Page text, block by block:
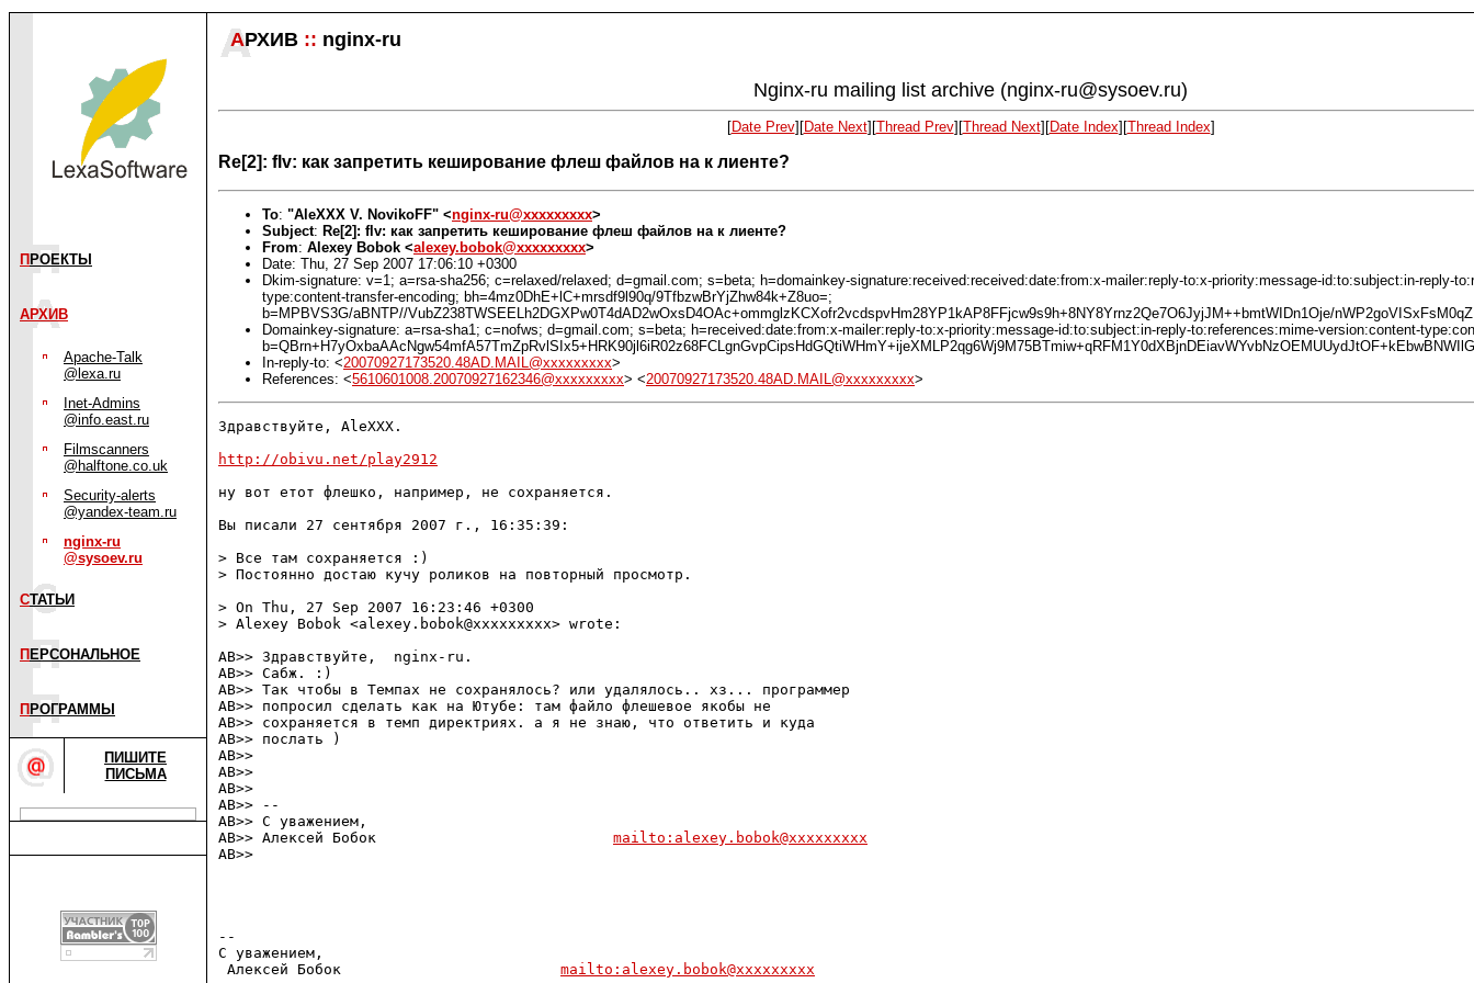
П РОЕКТЫ
АРХИВ
Apache-Talk
@lexa.ru
Inet-Admins
@info.east.ru
Filmscanners
@halftone.co.uk
Security-alerts
@yandex-team.ru
nginx-ru
@sysoev.ru
СТАТЬИ
П ЕРСОНАЛЬНОЕ
П РОГРАММЫ
ПИШИТЕ
ПИСЬМА
АРХИВ :: nginx-ru
Nginx-ru mailing list archive (nginx-ru@sysoev.ru)
[Date Prev][Date Next][Thread Prev][Thread Next][Date Index][Thread Index]
Re[2]: flv: как запретить кеширование флеш файлов на к лиенте?
To: "AleXXX V. NovikoFF" <nginx-ru@xxxxxxxxx>
Subject: Re[2]: flv: как запретить кеширование флеш файлов на к лиенте?
From: Alexey Bobok <alexey.bobok@xxxxxxxxx>
Date: Thu, 27 Sep 2007 17:06:10 +0300
Dkim-signature: v=1; a=rsa-sha256; c=relaxed/relaxed; d=gmail.com; s=beta; h=domainkey-signature:received:received:date:from:x-mailer:reply-to:x-priority:message-id:to:subject:in-reply-
type:content-transfer-encoding; bh=4mz0DhE+lC+mrsdf9l90q/9TfbzwBrYjZhw84k+Z8uo=;
b=MPBVS3G/aBNTP//VubZ238TWSEELh2DGXPw0T4dAD2wOxsD4OAc+ommglzKCXofr2vcdspvHm28YP1kAP8FFjcw9s9h+8NY8Yrnz2Qe7O6JyjJM++bmtWIDn1Oje/
Domainkey-signature: a=rsa-sha1; c=nofws; d=gmail.com; s=beta; h=received:date:from:x-mailer:reply-to:x-priority:message-id:to:subject:in-reply-to:references:mime-version:content-
In-reply-to: <20070927173520.48AD.MAIL@xxxxxxxxx>
References: <5610601008.20070927162346@xxxxxxxxx> <20070927173520.48AD.MAIL@xxxxxxxxx>
Здравствуйте, AleXXX.
http://obivu.net/play2912
ну вот етот флешко, например, не сохраняется.
Вы писали 27 сентября 2007 г., 16:35:39:
> Все там сохраняется :)
> Постоянно достаю кучу роликов на повторный просмотр.
> On Thu, 27 Sep 2007 16:23:46 +0300
> Alexey Bobok <alexey.bobok@xxxxxxxxx> wrote:
AB>> Здравствуйте,  nginx-ru.
AB>> Сабж. :)
AB>> Так чтобы в Темпах не сохранялось? или удалялось.. хз... программер
AB>> попросил сделать как на Ютубе: там файло флешевое якобы не
AB>> сохраняется в темп директриях. а я не знаю, что ответить и куда
AB>> послать )
AB>>
AB>>
AB>>
AB>> --
AB>> С уважением,
AB>> Алексей Бобок mailto:alexey.bobok@xxxxxxxxx
AB>>
--
С уважением,
Алексей Бобок mailto:alexey.bobok@xxxxxxxxx